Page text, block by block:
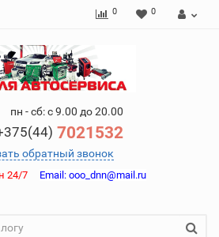
0 0
пн - сб: с 9.00 до 20.00
7021532
обратный звонок
24/7 Email: ooo_dnn@mail.ru